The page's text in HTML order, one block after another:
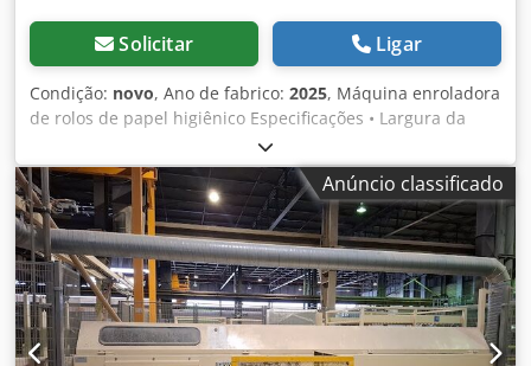
Solicitar Ligar
Condição: novo, Ano de fabrico: 2025, Máquina enroladora
de rolos de papel higiênico Especificações • Largura da
bobina de papelão: 60 - 76 mm • Velocidade de produção:
35 - 40 m/min • Diâmetro do rolo: 40 mm - 80 mm •
Número de folhas: 2, 3 e 4 folhas (opcional) • Comprimento
de corte: 600-2900 mm Características Dwedpfoit N Rvsx
Achea • Operação com cola quente ou fria. • Mandris
intercambiáveis (para diferentes tamanhos de rolo) • Corte
por compressão por duas ou três cortadoras circulares
com movimento sincronizado. • Velocidade variável –
eletrônica (trifásica)
Anúncio classificado